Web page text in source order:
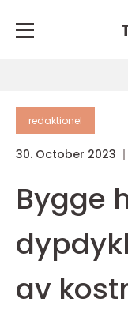
redaktionel
30. October 2023
Bygge
av